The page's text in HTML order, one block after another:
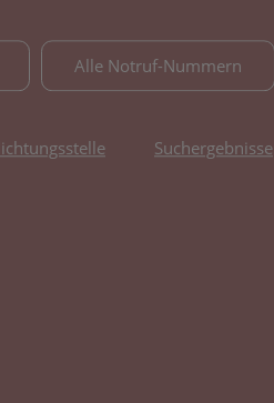
Alle Notruf-Nummern
Suchergebnisse